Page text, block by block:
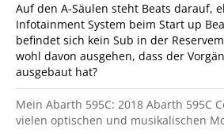
Auf den A-Säulen steht Beats darauf,
Infotainment System beim Start up
befindet sich kein Sub in der
wohl davon ausgehen, dass der
ausgebaut hat?
Mein Abarth 595C: 2018 Abarth 595C
vielen optischen und musikalischen